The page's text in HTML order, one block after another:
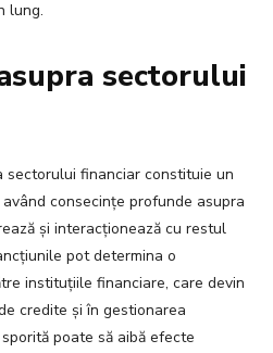
lung.
sectorului
sectorului financiar constituie un
consecințe profunde asupra
și interacționează cu restul
pot determina o
instituțiile financiare, care devin
credite și în gestionarea
poate să aibă efecte